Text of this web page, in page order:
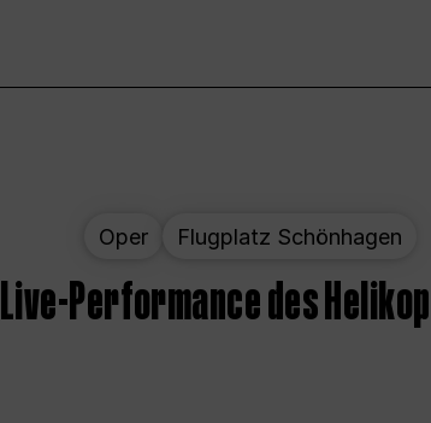
Oper Flugplatz Schönhagen
Live-Performance des